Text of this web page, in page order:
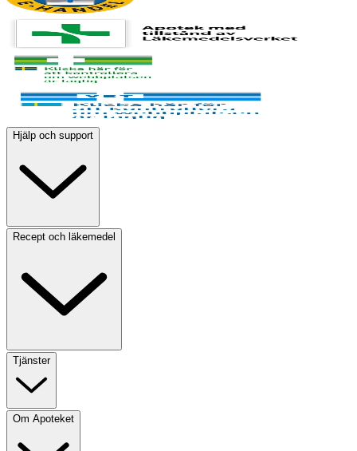
Hjälp och support
Recept och läkemedel
Tjänster
Om Apoteket